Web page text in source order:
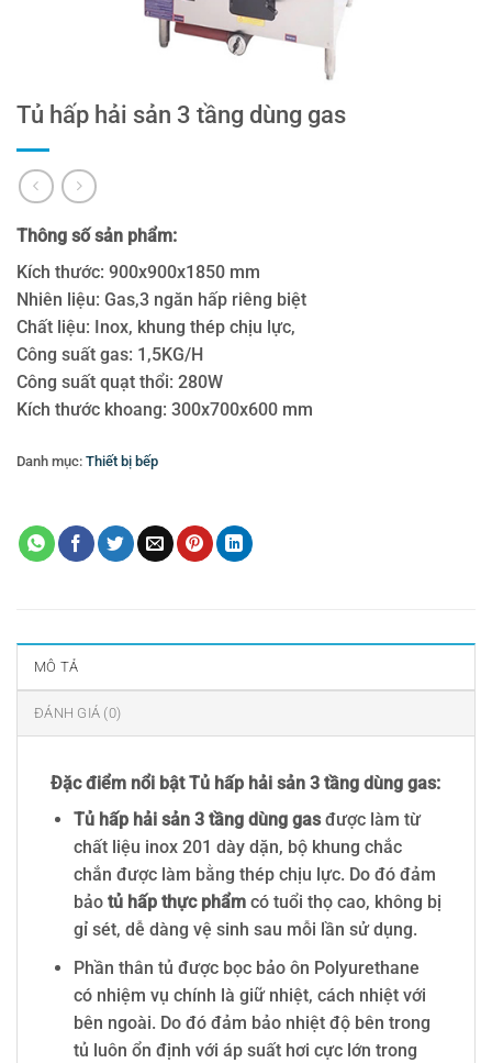
Tủ hấp hải sản 3 tầng dùng gas
Thông số sản phẩm:
Kích thước: 900x900x1850 mm
Nhiên liệu: Gas,3 ngăn hấp riêng biệt
Chất liệu: Inox, khung thép chịu lực,
Công suất gas: 1,5KG/H
Công suất quạt thổi: 280W
Kích thước khoang: 300x700x600 mm
Danh mục: Thiết bị bếp
MÔ TẢ
ĐÁNH GIÁ (0)
Đặc điểm nổi bật Tủ hấp hải sản 3 tầng dùng gas:
Tủ hấp hải sản 3 tầng dùng gasđược làm từ
chất liệu inox 201 dày dặn, bộ khung chắc
chắn được làm bằng thép chịu lực. Do đó đảm
bảo tủ hấp thực phẩmcó tuổi thọ cao, không bị
gỉ sét, dễ dàng vệ sinh sau mỗi lần sử dụng.
Phần thân tủ được bọc bảo ôn Polyurethane
có nhiệm vụ chính là giữ nhiệt, cách nhiệt với
bên ngoài. Do đó đảm bảo nhiệt độ bên trong
tủ luôn ổn định với áp suất hơi cực lớn trong